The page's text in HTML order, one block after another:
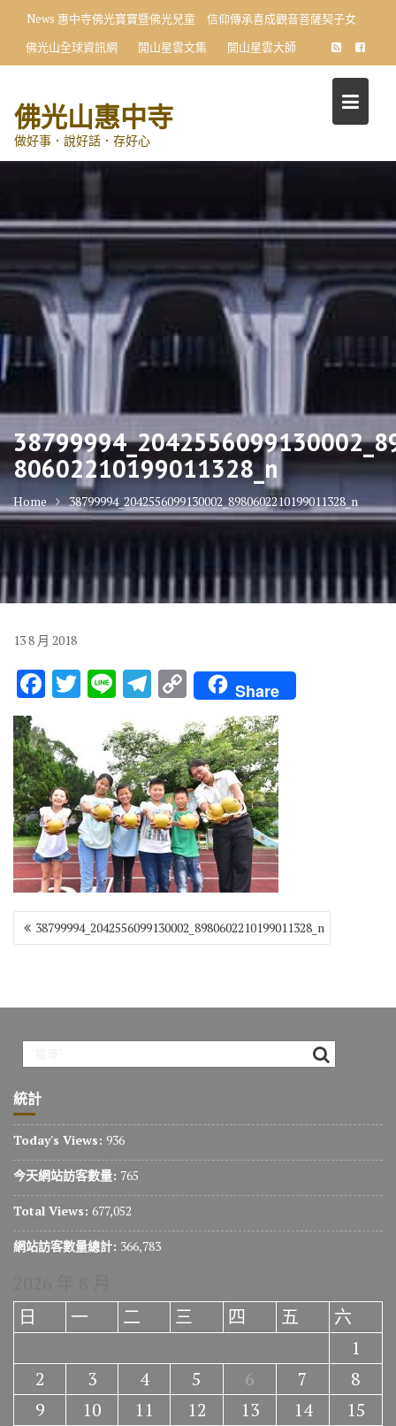
content
News 惠中寺佛光寶寶暨佛光兒童 信仰傳承喜成觀音菩薩契子女
佛光山全球資訊網
開山星雲文集 開山星雲大師
佛光山惠中寺
做好事．說好話．存好心
80602210199011328_n
Home 38799994_2042556099130002_8980602210199011328_n
138 月 2018
F
e
b
o
o
k
T
te
r
Li
n
e
T
e
gr
a
m
C
o
p
y
Li
n
k
Share
文
章
38799994_2042556099130002_8980602210199011328_n
統計
Today's Views: 936
今天網站訪客數量: 765
Total Views: 677,052
網站訪客數量總計: 366,783
日
一 二 三 四 五
六
1
2
3 4 5 6 7
8
9
10 11 12 13 14
15